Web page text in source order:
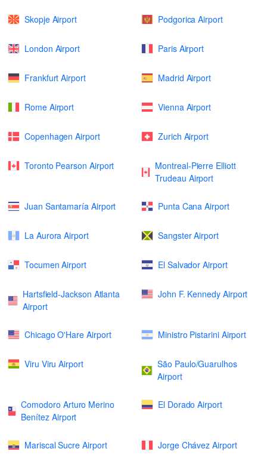
Skopje Airport Podgorica Airport
London Airport Paris Airport
Frankfurt Airport Madrid Airport
Rome Airport Vienna Airport
Copenhagen Airport Zurich Airport
Toronto Pearson Airport
Montreal-Pierre Elliott
Trudeau Airport
Juan Santamaría Airport Punta Cana Airport
La Aurora Airport Sangster Airport
Tocumen Airport El Salvador Airport
Hartsfield-Jackson Atlanta
Airport
John F. Kennedy Airport
Chicago O'Hare Airport Ministro Pistarini Airport
Viru Viru Airport
São Paulo/Guarulhos
Airport
Comodoro Arturo Merino
Benítez Airport
El Dorado Airport
Mariscal Sucre Airport Jorge Chávez Airport